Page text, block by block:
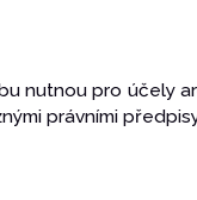
nutnou pro účely
právními